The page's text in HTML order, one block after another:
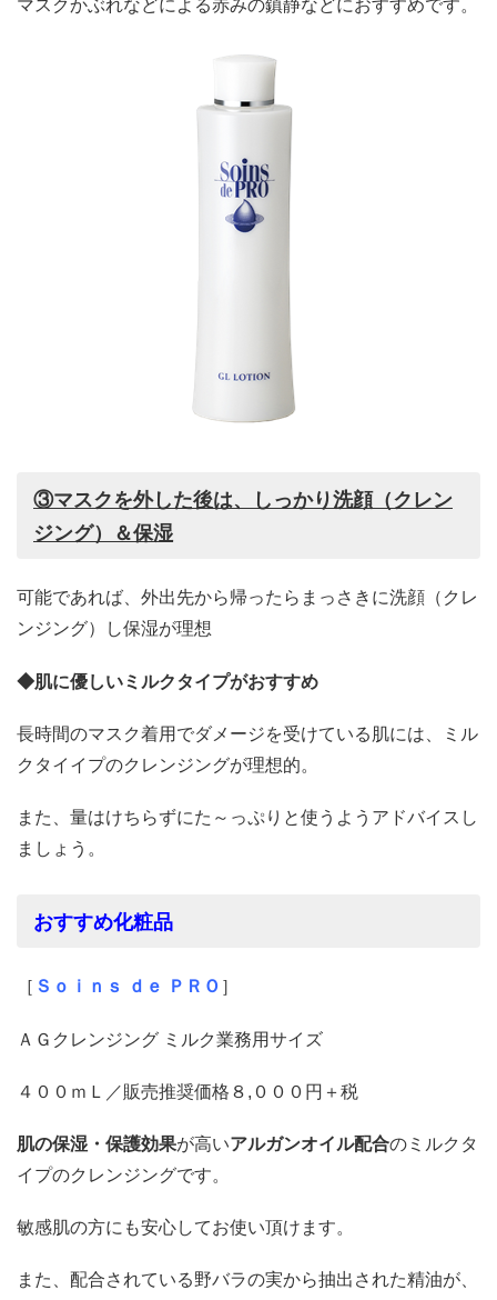
マスクかぶれなどによる赤みの鎮静などにおすすめです。
③マスクを外した後は、しっかり洗顔（クレン
ジング）＆保湿
可能であれば、外出先から帰ったらまっさきに洗顔（クレ
ンジング）し保湿が理想
◆肌に優しいミルクタイプがおすすめ
長時間のマスク着用でダメージを受けている肌には、ミル
クタイイプのクレンジングが理想的。
また、量はけちらずにた～っぷりと使うようアドバイスし
ましょう。
おすすめ化粧品
［ Ｓｏｉｎｓ ｄｅ ＰＲＯ ］
ＡＧクレンジング ミルク業務用サイズ
４００ｍＬ／販売推奨価格８,０００円＋税
肌の保湿・保護効果が高いアルガンオイル配合のミルクタ
イプのクレンジングです。
敏感肌の方にも安心してお使い頂けます。
また、配合されている野バラの実から抽出された精油が、